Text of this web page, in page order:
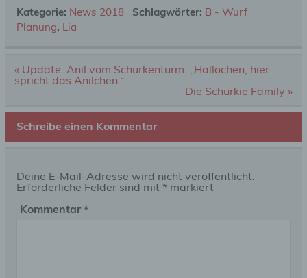
Kategorie: News 2018 Schlagwörter: B - Wurf
Planung, Lia
Beitragsnavigation
« Update: Anil vom Schurkenturm: „Hallöchen, hier
spricht das Anilchen.“
Die Schurkie Family »
Schreibe einen Kommentar
Deine E-Mail-Adresse wird nicht veröffentlicht.
Erforderliche Felder sind mit * markiert
Kommentar *